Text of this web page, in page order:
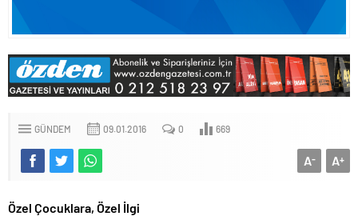
GÜNDEM 09.01.2016 0 669
A+
A-
Özel Çocuklara, Özel İlgi